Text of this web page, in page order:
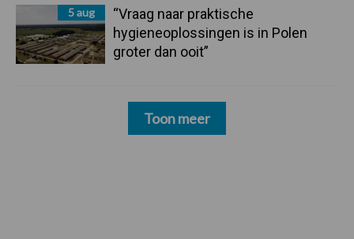
5 aug
“Vraag naar praktische
hygieneoplossingen is in Polen
groter dan ooit”
Toon meer